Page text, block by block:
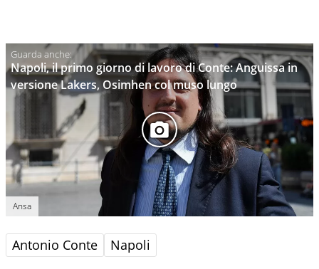
Napoli, il primo giorno di lavoro di Conte: Anguissa in
versione Lakers, Osimhen col muso lungo
Ansa
Antonio Conte Napoli